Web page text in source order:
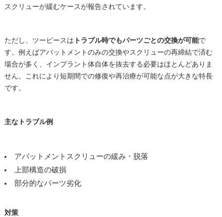
スクリューが緩むケースが報告されています。
ただし、ツーピースは トラブル時でもパーツごとの交換が可能で
す。例えばアバットメントのみの交換やスクリューの再締結で済む
場合が多く、インプラント体自体を抜去する必要はほとんどありま
せん。これにより短期間での修復や再治療が可能な点が大きな特長
です。
主なトラブル例
アバットメントスクリューの緩み・脱落
上部構造の破損
部分的なパーツ劣化
対策